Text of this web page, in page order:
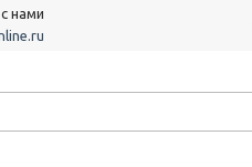
нами